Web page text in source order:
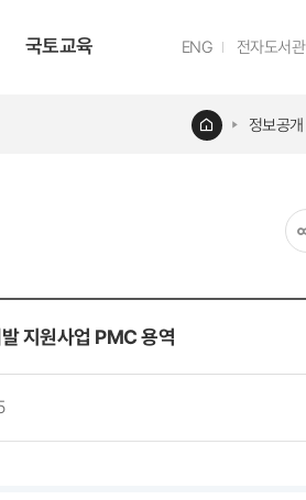
국토교육 ENG영문전자도서관
홈 정보공개
지원사업 PMC 용역